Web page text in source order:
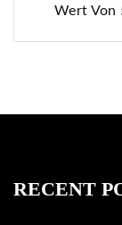
Wert Von
RECENT